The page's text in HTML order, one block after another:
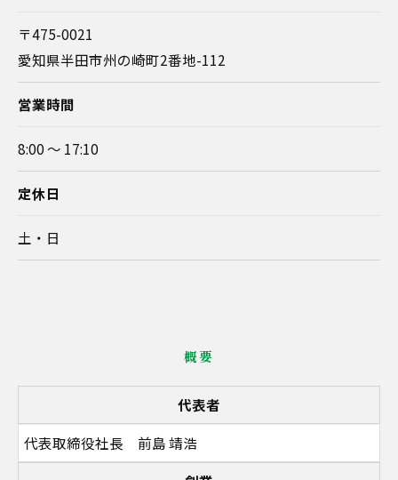
〒475-0021
愛知県半田市州の崎町2番地-112
営業時間
8:00 〜 17:10
定休日
土・日
概要
代表者
代表取締役社長 前島 靖浩